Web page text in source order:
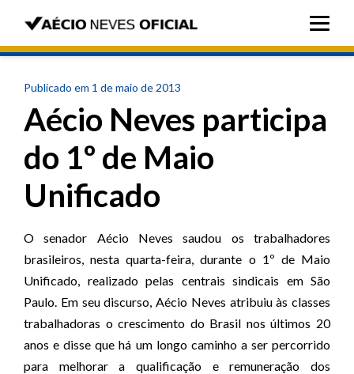
Publicado em 1 de maio de 2013
Aécio Neves participa
do 1º de Maio
Unificado
O senador Aécio Neves saudou os trabalhadores
brasileiros, nesta quarta-feira, durante o 1º de Maio
Unificado, realizado pelas centrais sindicais em São
Paulo. Em seu discurso, Aécio Neves atribuiu às classes
trabalhadoras o crescimento do Brasil nos últimos 20
anos e disse que há um longo caminho a ser percorrido
para melhorar a qualificação e remuneração dos